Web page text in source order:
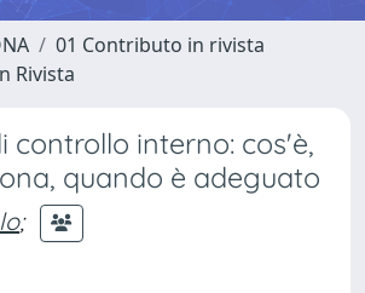
01 Contributo in rivista
Rivista
controllo interno: cos'è,
quando è adeguato
;